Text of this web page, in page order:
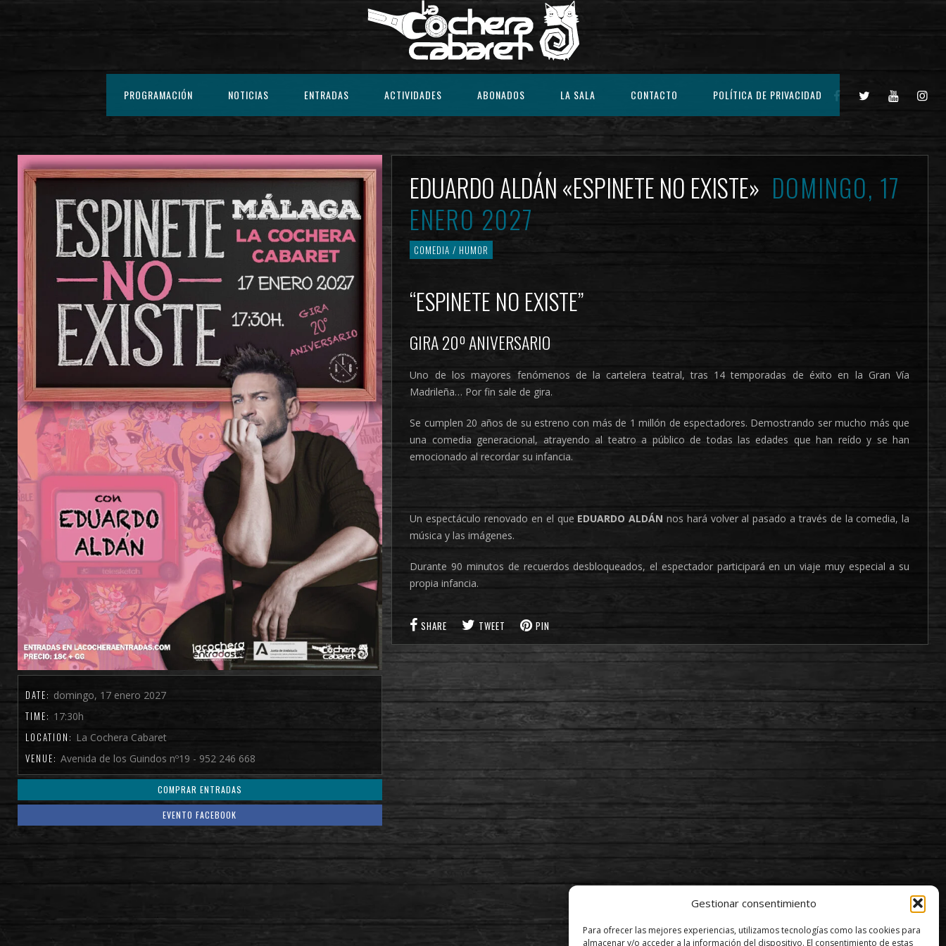
Gestionar consentimiento
Para ofrecer las mejores experiencias, utilizamos tecnologías como las cookies para
almacenar y/o acceder a la información del dispositivo. El consentimiento de estas
PROGRAMACIÓN NOTICIAS ENTRADAS ACTIVIDADES ABONADOS LA SALA CONTACTO POLÍTICA DE PRIVACIDAD
DATE: domingo, 17 enero 2027
TIME: 17:30h
LOCATION: La Cochera Cabaret
VENUE: Avenida de los Guindos nº19 - 952 246 668
COMPRAR ENTRADAS
EVENTO FACEBOOK
EDUARDO ALDÁN «ESPINETE NO EXISTE» DOMINGO, 17
ENERO 2027
COMEDIA / HUMOR
“ESPINETE NO EXISTE”
GIRA 20º ANIVERSARIO
Uno de los mayores fenómenos de la cartelera teatral, tras 14 temporadas de éxito en la Gran Vía
Madrileña… Por fin sale de gira.
Se cumplen 20 años de su estreno con más de 1 millón de espectadores. Demostrando ser mucho más que
una comedia generacional, atrayendo al teatro a público de todas las edades que han reído y se han
emocionado al recordar su infancia.
Un espectáculo renovado en el que EDUARDO ALDÁN nos hará volver al pasado a través de la comedia, la
música y las imágenes.
Durante 90 minutos de recuerdos desbloqueados, el espectador participará en un viaje muy especial a su
propia infancia.
SHARE TWEET PIN